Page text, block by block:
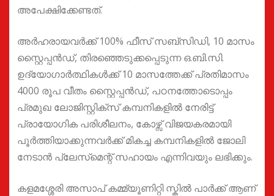
അപേക്ഷിക്കേണ്ടത്.
അർഹരായവർക്ക് 100% ഫീസ് സബ്സിഡി, 10 മാസം
സ്റ്റൈപ്പൻഡ്, തിരഞ്ഞെടുക്കപ്പെടുന്ന ഒ.ബി.സി.
ഉദ്യോഗാർത്ഥികൾക്ക് 10 മാസത്തേക്ക് പ്രതിമാസം
4000 രൂപ വീതം സ്റ്റൈപ്പൻഡ്, പഠനത്തോടൊപ്പം
പ്രമുഖ ലോജിസ്റ്റിക്സ് കമ്പനികളിൽ നേരിട്ട്
പ്രായോഗിക പരിശീലനം, കോഴ്സ് വിജയകരമായി
പൂർത്തിയാക്കുന്നവർക്ക് മികച്ച കമ്പനികളിൽ ജോലി
നേടാൻ പ്ലേസ്‌മെന്റ് സഹായം എന്നിവയും ലഭിക്കും.
കളമശ്ശേരി അസാപ് കമ്മ്യൂണിറ്റി സ്കിൽ പാർക്ക് ആണ്